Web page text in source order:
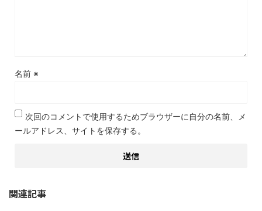
名前 ※
次回のコメントで使用するためブラウザーに自分の名前、メ
ールアドレス、サイトを保存する。
関連記事